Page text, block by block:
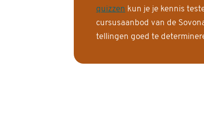
quizzen kun je je kennis
cursusaanbod van de
tellingen goed te